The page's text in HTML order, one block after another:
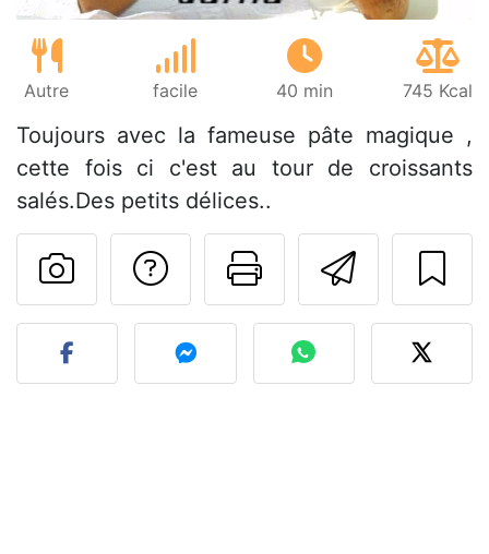
Autre facile 40 min 745 Kcal
Toujours avec la fameuse pâte magique ,
cette fois ci c'est au tour de croissants
salés.Des petits délices..
Imprimer
Poser une
Publier votre photo de